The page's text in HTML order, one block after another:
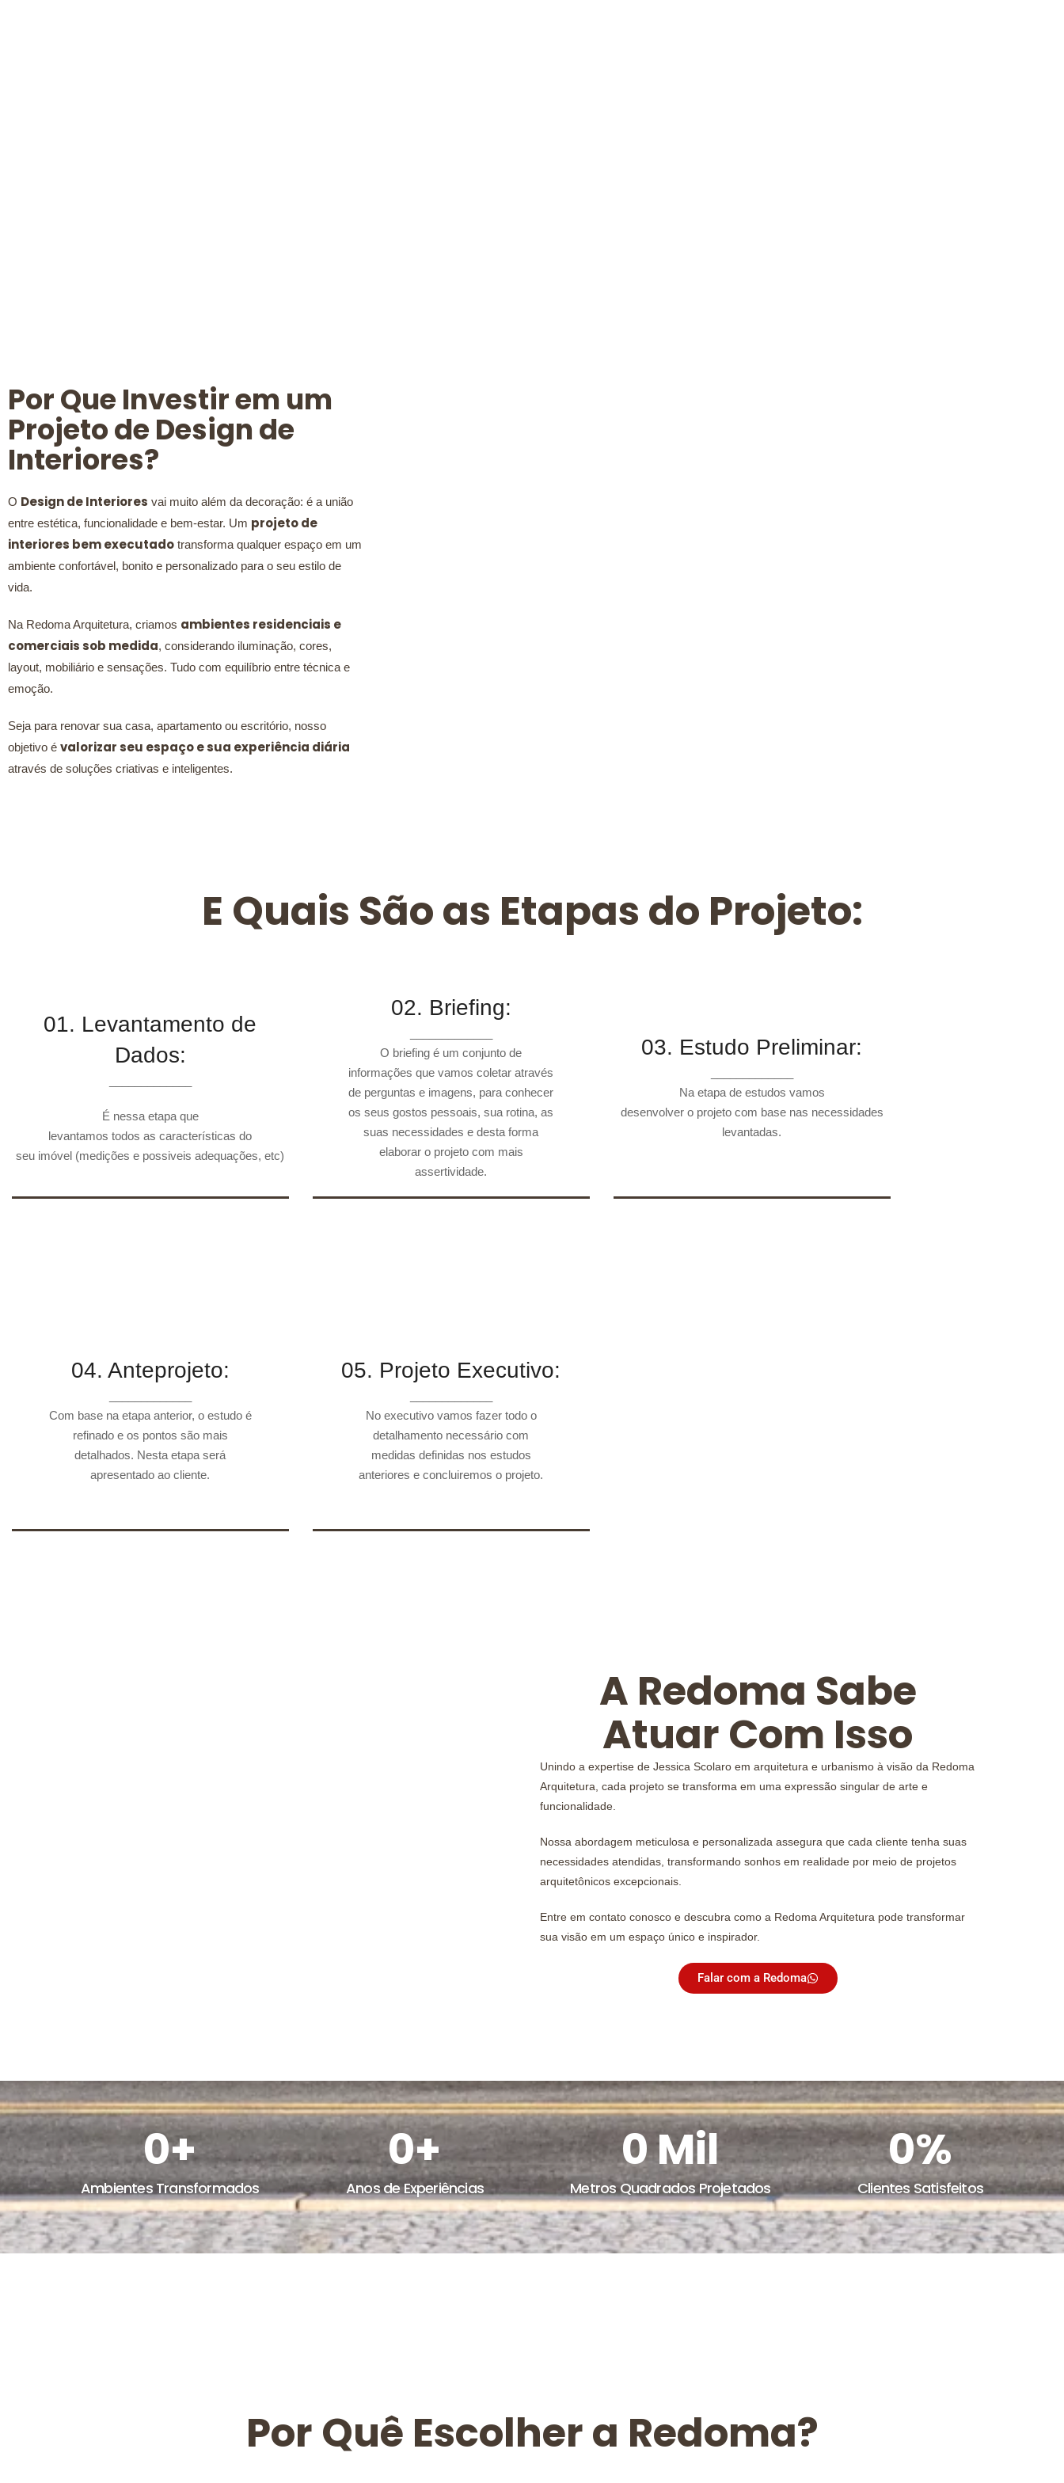
Por Que Investir em um
Projeto de Design de
Interiores?
O Design de Interiores vai muito além da decoração: é a união
entre estética, funcionalidade e bem-estar. Um projeto de
interiores bem executado transforma qualquer espaço em um
ambiente confortável, bonito e personalizado para o seu estilo de
vida.
Na Redoma Arquitetura, criamos ambientes residenciais e
comerciais sob medida, considerando iluminação, cores,
layout, mobiliário e sensações. Tudo com equilíbrio entre técnica e
emoção.
Seja para renovar sua casa, apartamento ou escritório, nosso
objetivo é valorizar seu espaço e sua experiência diária
através de soluções criativas e inteligentes.
E Quais São as Etapas do Projeto:
01. Levantamento de
Dados:
É nessa etapa que
levantamos todos as características do
seu imóvel (medições e possiveis adequações, etc)
02. Briefing:
O briefing é um conjunto de
informações que vamos coletar através
de perguntas e imagens, para conhecer
os seus gostos pessoais, sua rotina, as
suas necessidades e desta forma
elaborar o projeto com mais
assertividade.
02. Briefing:
03. Estudo Preliminar:
Na etapa de estudos vamos
desenvolver o projeto com base nas necessidades
levantadas.
03. Estudo Preliminar:
04. Anteprojeto:
Com base na etapa anterior, o estudo é
refinado e os pontos são mais
detalhados. Nesta etapa será
apresentado ao cliente.
04. Anteprojeto:
05. Projeto Executivo:
No executivo vamos fazer todo o
detalhamento necessário com
medidas definidas nos estudos
anteriores e concluiremos o projeto.
05. Projeto Executivo:
A Redoma Sabe
Atuar Com Isso
Unindo a expertise de Jessica Scolaro em arquitetura e urbanismo à visão da Redoma
Arquitetura, cada projeto se transforma em uma expressão singular de arte e
funcionalidade.
Nossa abordagem meticulosa e personalizada assegura que cada cliente tenha suas
necessidades atendidas, transformando sonhos em realidade por meio de projetos
arquitetônicos excepcionais.
Entre em contato conosco e descubra como a Redoma Arquitetura pode transformar
sua visão em um espaço único e inspirador.
Falar com a Redoma
Ambientes Transformados
0+
Anos de Experiências
0+
Metros Quadrados Projetados
0 Mil
Clientes Satisfeitos
0%
Por Quê Escolher a Redoma?